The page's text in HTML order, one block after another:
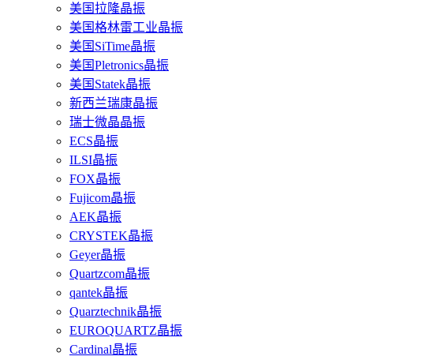
美国拉隆晶振
美国格林雷工业晶振
美国SiTime晶振
美国Pletronics晶振
美国Statek晶振
新西兰瑞康晶振
瑞士微晶晶振
ECS晶振
ILSI晶振
FOX晶振
Fujicom晶振
AEK晶振
CRYSTEK晶振
Geyer晶振
Quartzcom晶振
qantek晶振
Quarztechnik晶振
EUROQUARTZ晶振
Cardinal晶振